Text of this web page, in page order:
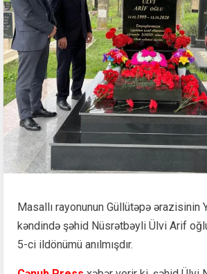
Masallı rayonunun Güllütəpə ərazisinin
kəndində şəhid Nüsrətbəyli Ülvi Arif
5-ci ildönümü anılmışdır.